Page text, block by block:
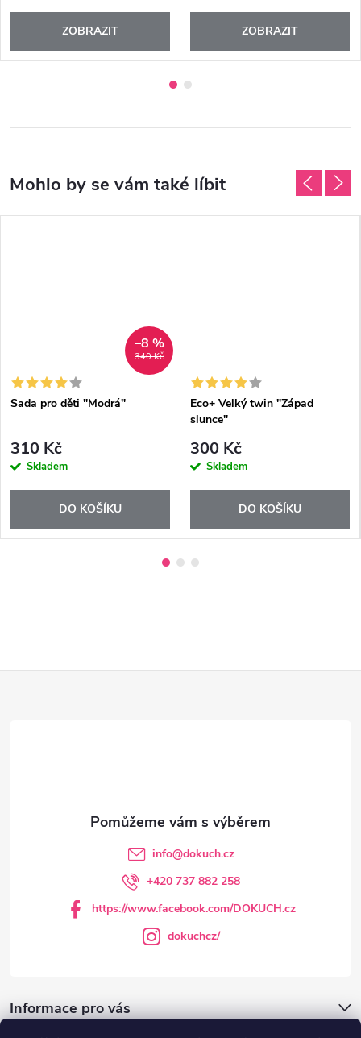
ZOBRAZIT ZOBRAZIT
340 Kč
–8 %
Sada pro děti "Modrá"
310 Kč
Skladem
DO KOŠÍKU
Eco+ Velký twin "Západ
slunce"
300 Kč
Skladem
DO KOŠÍKU
Informace pro vás
info@dokuch.cz
+420 737 882 258
https://www.facebook.com/DOKUCH.cz
dokuchcz/